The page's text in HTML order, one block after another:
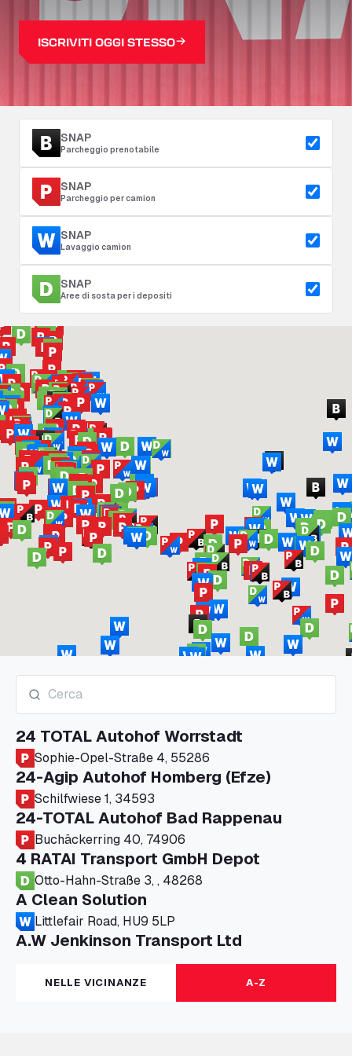
ISCRIVITI OGGI STESSO
SNAP
Parcheggio prenotabile
SNAP
Parcheggio per camion
SNAP
Lavaggio camion
SNAP
Aree di sosta per i depositi
24 TOTAL Autohof Worrstadt
Sophie-Opel-Straße 4, 55286
24-Agip Autohof Homberg (Efze)
Schilfwiese 1, 34593
24-TOTAL Autohof Bad Rappenau
Buchäckerring 40, 74906
4 RATAI Transport GmbH Depot
Otto-Hahn-Straße 3, , 48268
A Clean Solution
Littlefair Road, HU9 5LP
A.W Jenkinson Transport Ltd
Progress House, ME11 5GA
A+G Nettetal - Depot Parking
Am Panneschopp 7, 41334
NELLE VICINANZE A-Z